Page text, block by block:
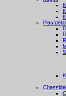
Plastdelar